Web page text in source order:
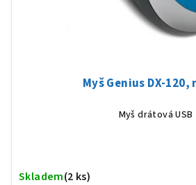
Myš Genius DX-120,
Myš drátová USB
Skladem(2 ks)